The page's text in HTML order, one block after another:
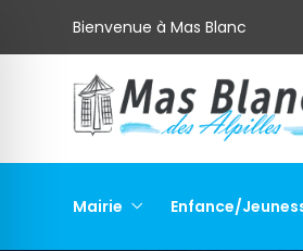
Bienvenue à Mas Blanc
Déchets : « qui fait
Mairie Enfance/